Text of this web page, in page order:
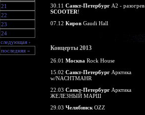
21
22
23
24
следующая ›
последняя »
30.11 Санкт-Петербург А2 - разогрев
SCOOTER!
07.12 Киров Gaudi Hall
Концерты 2013
26.01 Москва Rock House
15.02 Санкт-Петербург Арктика
w/NACHTMAHR
22.03 Санкт-Петербург Арктика
ЖЕЛЕЗНЫЙ МАРШ
29.03 Челябинск OZZ